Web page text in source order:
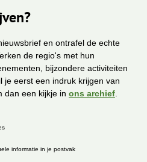
en ontrafel de echte
de regio's met hun
bijzondere activiteiten
je eerst een indruk krijgen van
dan een kijkje in ons archief
informatie in je postvak